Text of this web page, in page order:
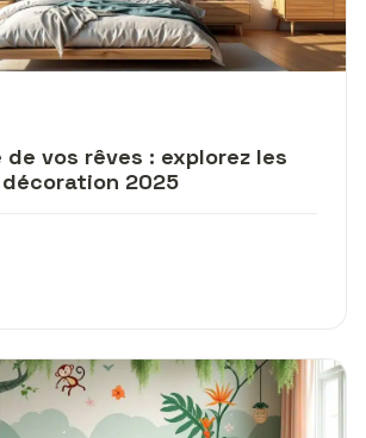
de vos rêves : explorez les
2025